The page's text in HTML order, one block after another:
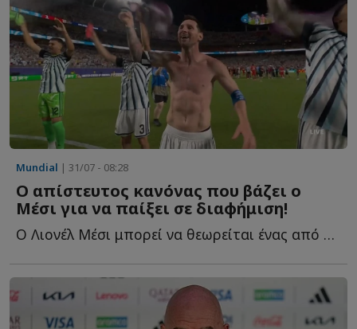
Mundial | 31/07 - 08:28
Ο απίστευτος κανόνας που βάζει ο
Μέσι για να παίξει σε διαφήμιση!
Ο Λιονέλ Μέσι μπορεί να θεωρείται ένας από τους μεγαλύτερους π...